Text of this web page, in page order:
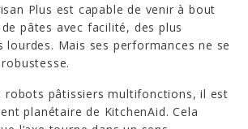
Plus est capable de venir à bout
pâtes avec facilité, des plus
lourdes. Mais ses performances ne se
robots pâtissiers multifonctions, il est
planétaire de KitchenAid. Cela